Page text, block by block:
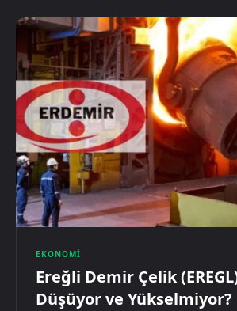
EKONOMI
Ereğli Demir Çelik
Düşüyor ve Yükselmiyor?